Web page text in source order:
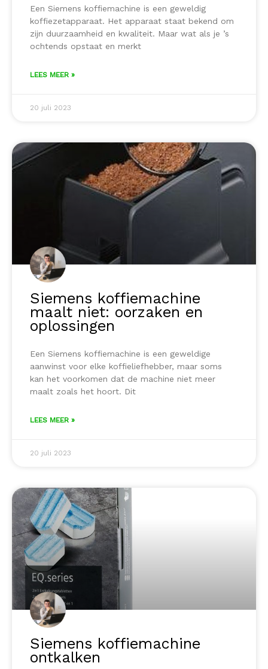
Een Siemens koffiemachine is een geweldig
koffiezetapparaat. Het apparaat staat bekend om
zijn duurzaamheid en kwaliteit. Maar wat als je ’s
ochtends opstaat en merkt
LEES MEER »
20 juli 2023
Siemens koffiemachine
maalt niet: oorzaken en
oplossingen
Een Siemens koffiemachine is een geweldige
aanwinst voor elke koffieliefhebber, maar soms
kan het voorkomen dat de machine niet meer
maalt zoals het hoort. Dit
LEES MEER »
20 juli 2023
Siemens koffiemachine
ontkalken